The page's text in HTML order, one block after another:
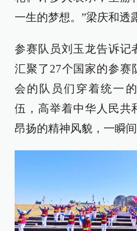
一生的梦想。”梁庆和透
参赛队员刘玉龙告诉记
汇聚了27个国家的参赛
会的队员们穿着统一
伍，高举着中华人民共
昂扬的精神风貌，一瞬